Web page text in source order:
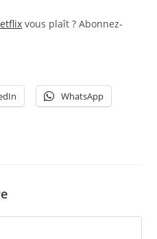
vous plaît ? Abonnez-
WhatsApp